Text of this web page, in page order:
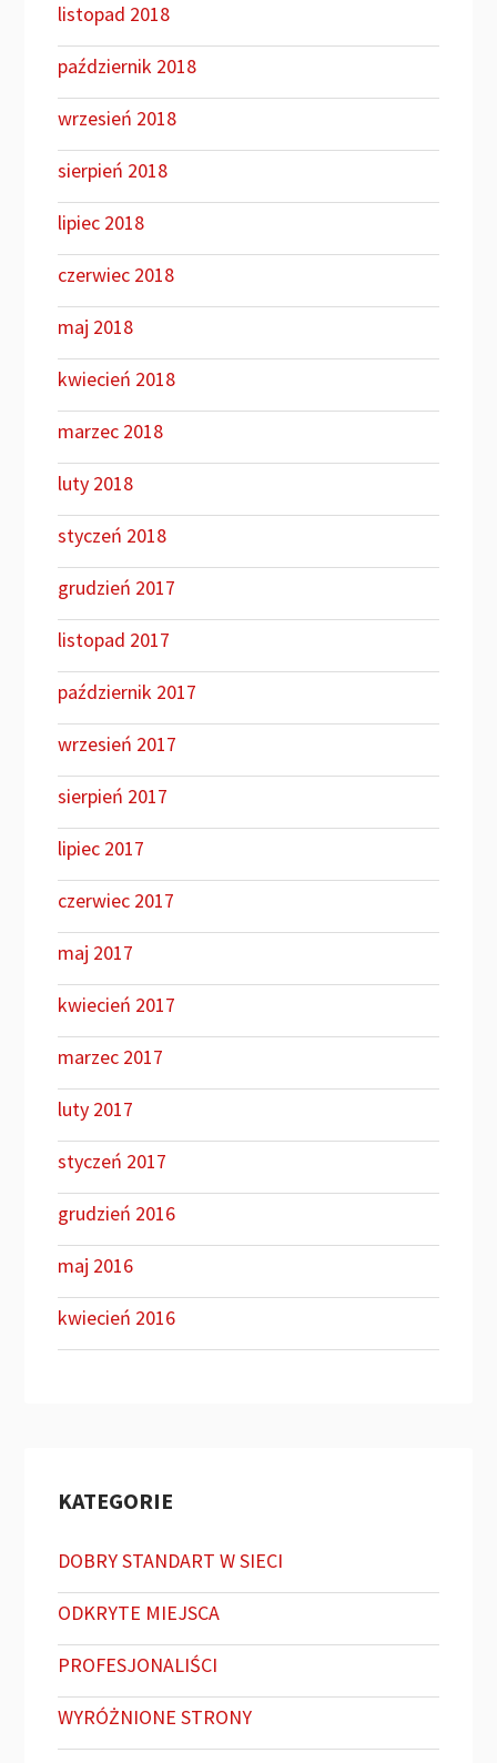
listopad 2018
październik 2018
wrzesień 2018
sierpień 2018
lipiec 2018
czerwiec 2018
maj 2018
kwiecień 2018
marzec 2018
luty 2018
styczeń 2018
grudzień 2017
listopad 2017
październik 2017
wrzesień 2017
sierpień 2017
lipiec 2017
czerwiec 2017
maj 2017
kwiecień 2017
marzec 2017
luty 2017
styczeń 2017
grudzień 2016
maj 2016
kwiecień 2016
KATEGORIE
DOBRY STANDART W SIECI
ODKRYTE MIEJSCA
PROFESJONALIŚCI
WYRÓŻNIONE STRONY